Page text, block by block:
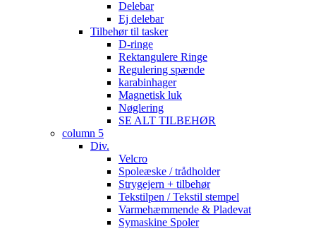
Delebar
Ej delebar
Tilbehør til tasker
D-ringe
Rektangulere Ringe
Regulering spænde
karabinhager
Magnetisk luk
Nøglering
SE ALT TILBEHØR
column 5
Div.
Velcro
Spoleæske / trådholder
Strygejern + tilbehør
Tekstilpen / Tekstil stempel
Varmehæmmende & Pladevat
Symaskine Spoler